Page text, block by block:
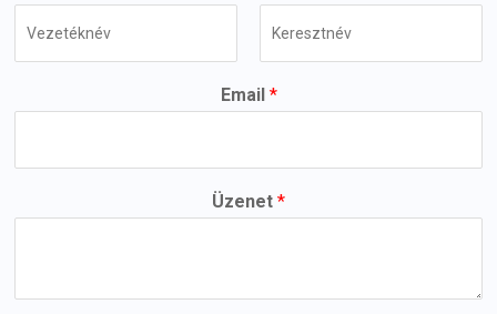
Email *
Üzenet *